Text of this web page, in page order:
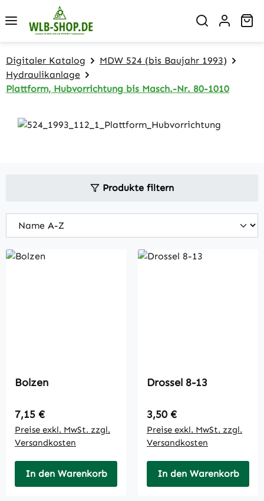
Zum Hauptinhalt springen
Digitaler Katalog
MDW 524 (bis Baujahr 1993)
Hydraulikanlage
Plattform, Hubvorrichtung bis Masch.-Nr. 80-1010
Produkte filtern
Bolzen
Regulärer Preis:
7,15 €
Preise exkl. MwSt. zzgl.
Versandkosten
In den Warenkorb
Drossel 8-13
Regulärer Preis:
3,50 €
Preise exkl. MwSt. zzgl.
Versandkosten
In den Warenkorb